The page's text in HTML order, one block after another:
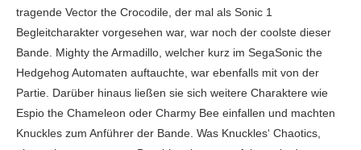
tragende Vector the Crocodile, der mal als Sonic 1
Begleitcharakter vorgesehen war, war noch der coolste dieser
Bande. Mighty the Armadillo, welcher kurz im SegaSonic the
Hedgehog Automaten auftauchte, war ebenfalls mit von der
Partie. Darüber hinaus ließen sie sich weitere Charaktere wie
Espio the Chameleon oder Charmy Bee einfallen und machten
Knuckles zum Anführer der Bande. Was Knuckles‘ Chaotics,